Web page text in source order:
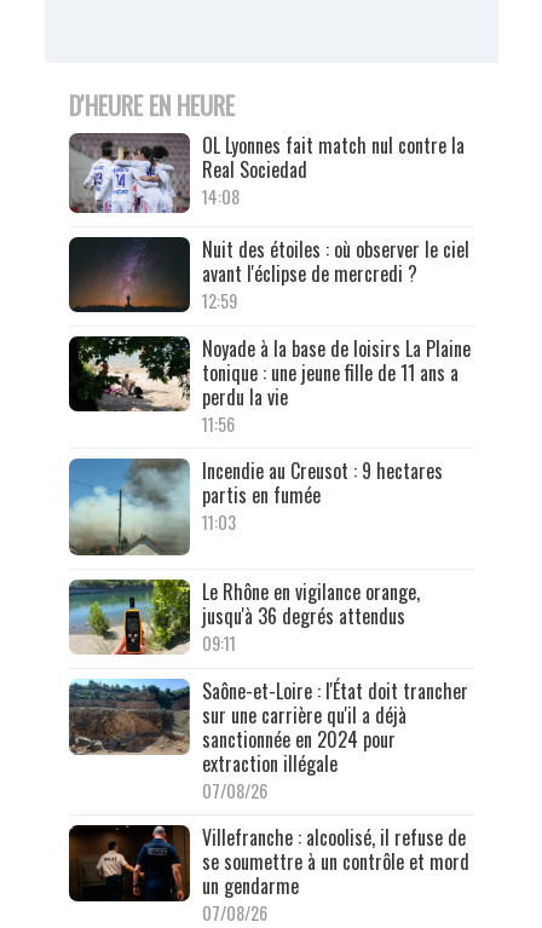
D'HEURE EN HEURE
OL Lyonnes fait match nul contre la
Real Sociedad
14:08
Nuit des étoiles : où observer le ciel
avant l'éclipse de mercredi ?
12:59
Noyade à la base de loisirs La Plaine
tonique : une jeune fille de 11 ans a
perdu la vie
11:56
Incendie au Creusot : 9 hectares
partis en fumée
11:03
Le Rhône en vigilance orange,
jusqu'à 36 degrés attendus
09:11
Saône-et-Loire : l'État doit trancher
sur une carrière qu'il a déjà
sanctionnée en 2024 pour
extraction illégale
07/08/26
Villefranche : alcoolisé, il refuse de
se soumettre à un contrôle et mord
un gendarme
07/08/26